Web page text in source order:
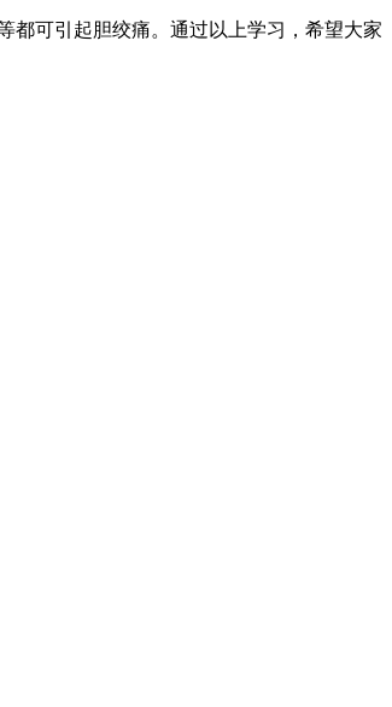
可引起胆绞痛。通过以上学习，希望大家